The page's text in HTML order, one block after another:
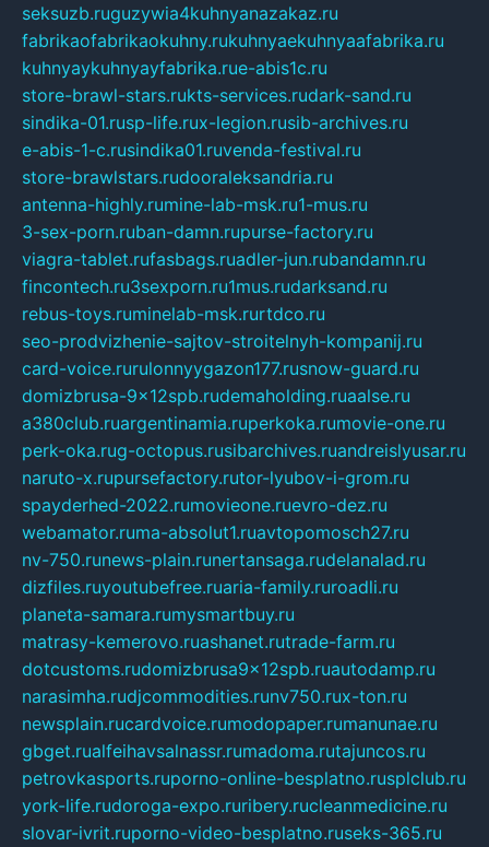
seksuzb.ruguzywia4kuhnyanazakaz.ru
fabrikaofabrikaokuhny.rukuhnyaekuhnyaafabrika.ru
kuhnyaykuhnyayfabrika.rue-abis1c.ru
store-brawl-stars.rukts-services.rudark-sand.ru
sindika-01.rusp-life.rux-legion.rusib-archives.ru
e-abis-1-c.rusindika01.ruvenda-festival.ru
store-brawlstars.rudooraleksandria.ru
antenna-highly.rumine-lab-msk.ru1-mus.ru
3-sex-porn.ruban-damn.rupurse-factory.ru
viagra-tablet.rufasbags.ruadler-jun.rubandamn.ru
fincontech.ru3sexporn.ru1mus.rudarksand.ru
rebus-toys.ruminelab-msk.rurtdco.ru
seo-prodvizhenie-sajtov-stroitelnyh-kompanij.ru
card-voice.rurulonnyygazon177.rusnow-guard.ru
domizbrusa-9x12spb.rudemaholding.ruaalse.ru
a380club.ruargentinamia.ruperkoka.rumovie-one.ru
perk-oka.rug-octopus.rusibarchives.ruandreislyusar.ru
naruto-x.rupursefactory.rutor-lyubov-i-grom.ru
spayderhed-2022.rumovieone.ruevro-dez.ru
webamator.ruma-absolut1.ruavtopomosch27.ru
nv-750.runews-plain.runertansaga.rudelanalad.ru
dizfiles.ruyoutubefree.ruaria-family.ruroadli.ru
planeta-samara.rumysmartbuy.ru
matrasy-kemerovo.ruashanet.rutrade-farm.ru
dotcustoms.rudomizbrusa9x12spb.ruautodamp.ru
narasimha.rudjcommodities.runv750.rux-ton.ru
newsplain.rucardvoice.rumodopaper.rumanunae.ru
gbget.rualfeihavsalnassr.rumadoma.rutajuncos.ru
petrovkasports.ruporno-online-besplatno.rusplclub.ru
york-life.rudoroga-expo.ruribery.rucleanmedicine.ru
slovar-ivrit.ruporno-video-besplatno.ruseks-365.ru